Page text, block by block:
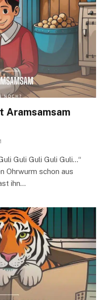
Aramsamsam
1
Guli Guli Guli Guli…“
Ohrwurm schon aus
ihn…